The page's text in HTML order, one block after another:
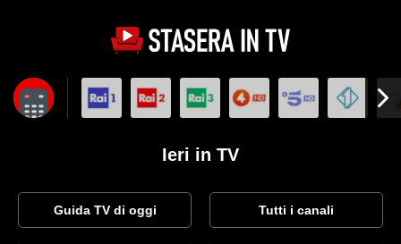
Ieri in TV
Guida TV di oggi Tutti i canali